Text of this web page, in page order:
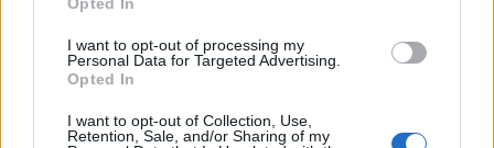
I want to opt-out of processing my
Personal Data for Targeted Advertising.
Opted In
I want to opt-out of Collection, Use,
Retention, Sale, and/or Sharing of my